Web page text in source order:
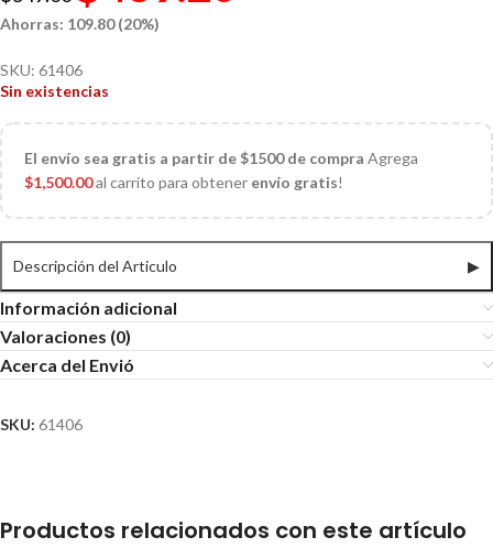
Ahorras: 109.80 (20%)
SKU: 61406
Sin existencias
El envío sea gratis a partir de $1500 de compra Agrega
$1,500.00al carrito para obtener envío gratis!
Descripción del Articulo ▶
Información adicional
Valoraciones (0)
Acerca del Envió
SKU: 61406
Productos relacionados con este artículo